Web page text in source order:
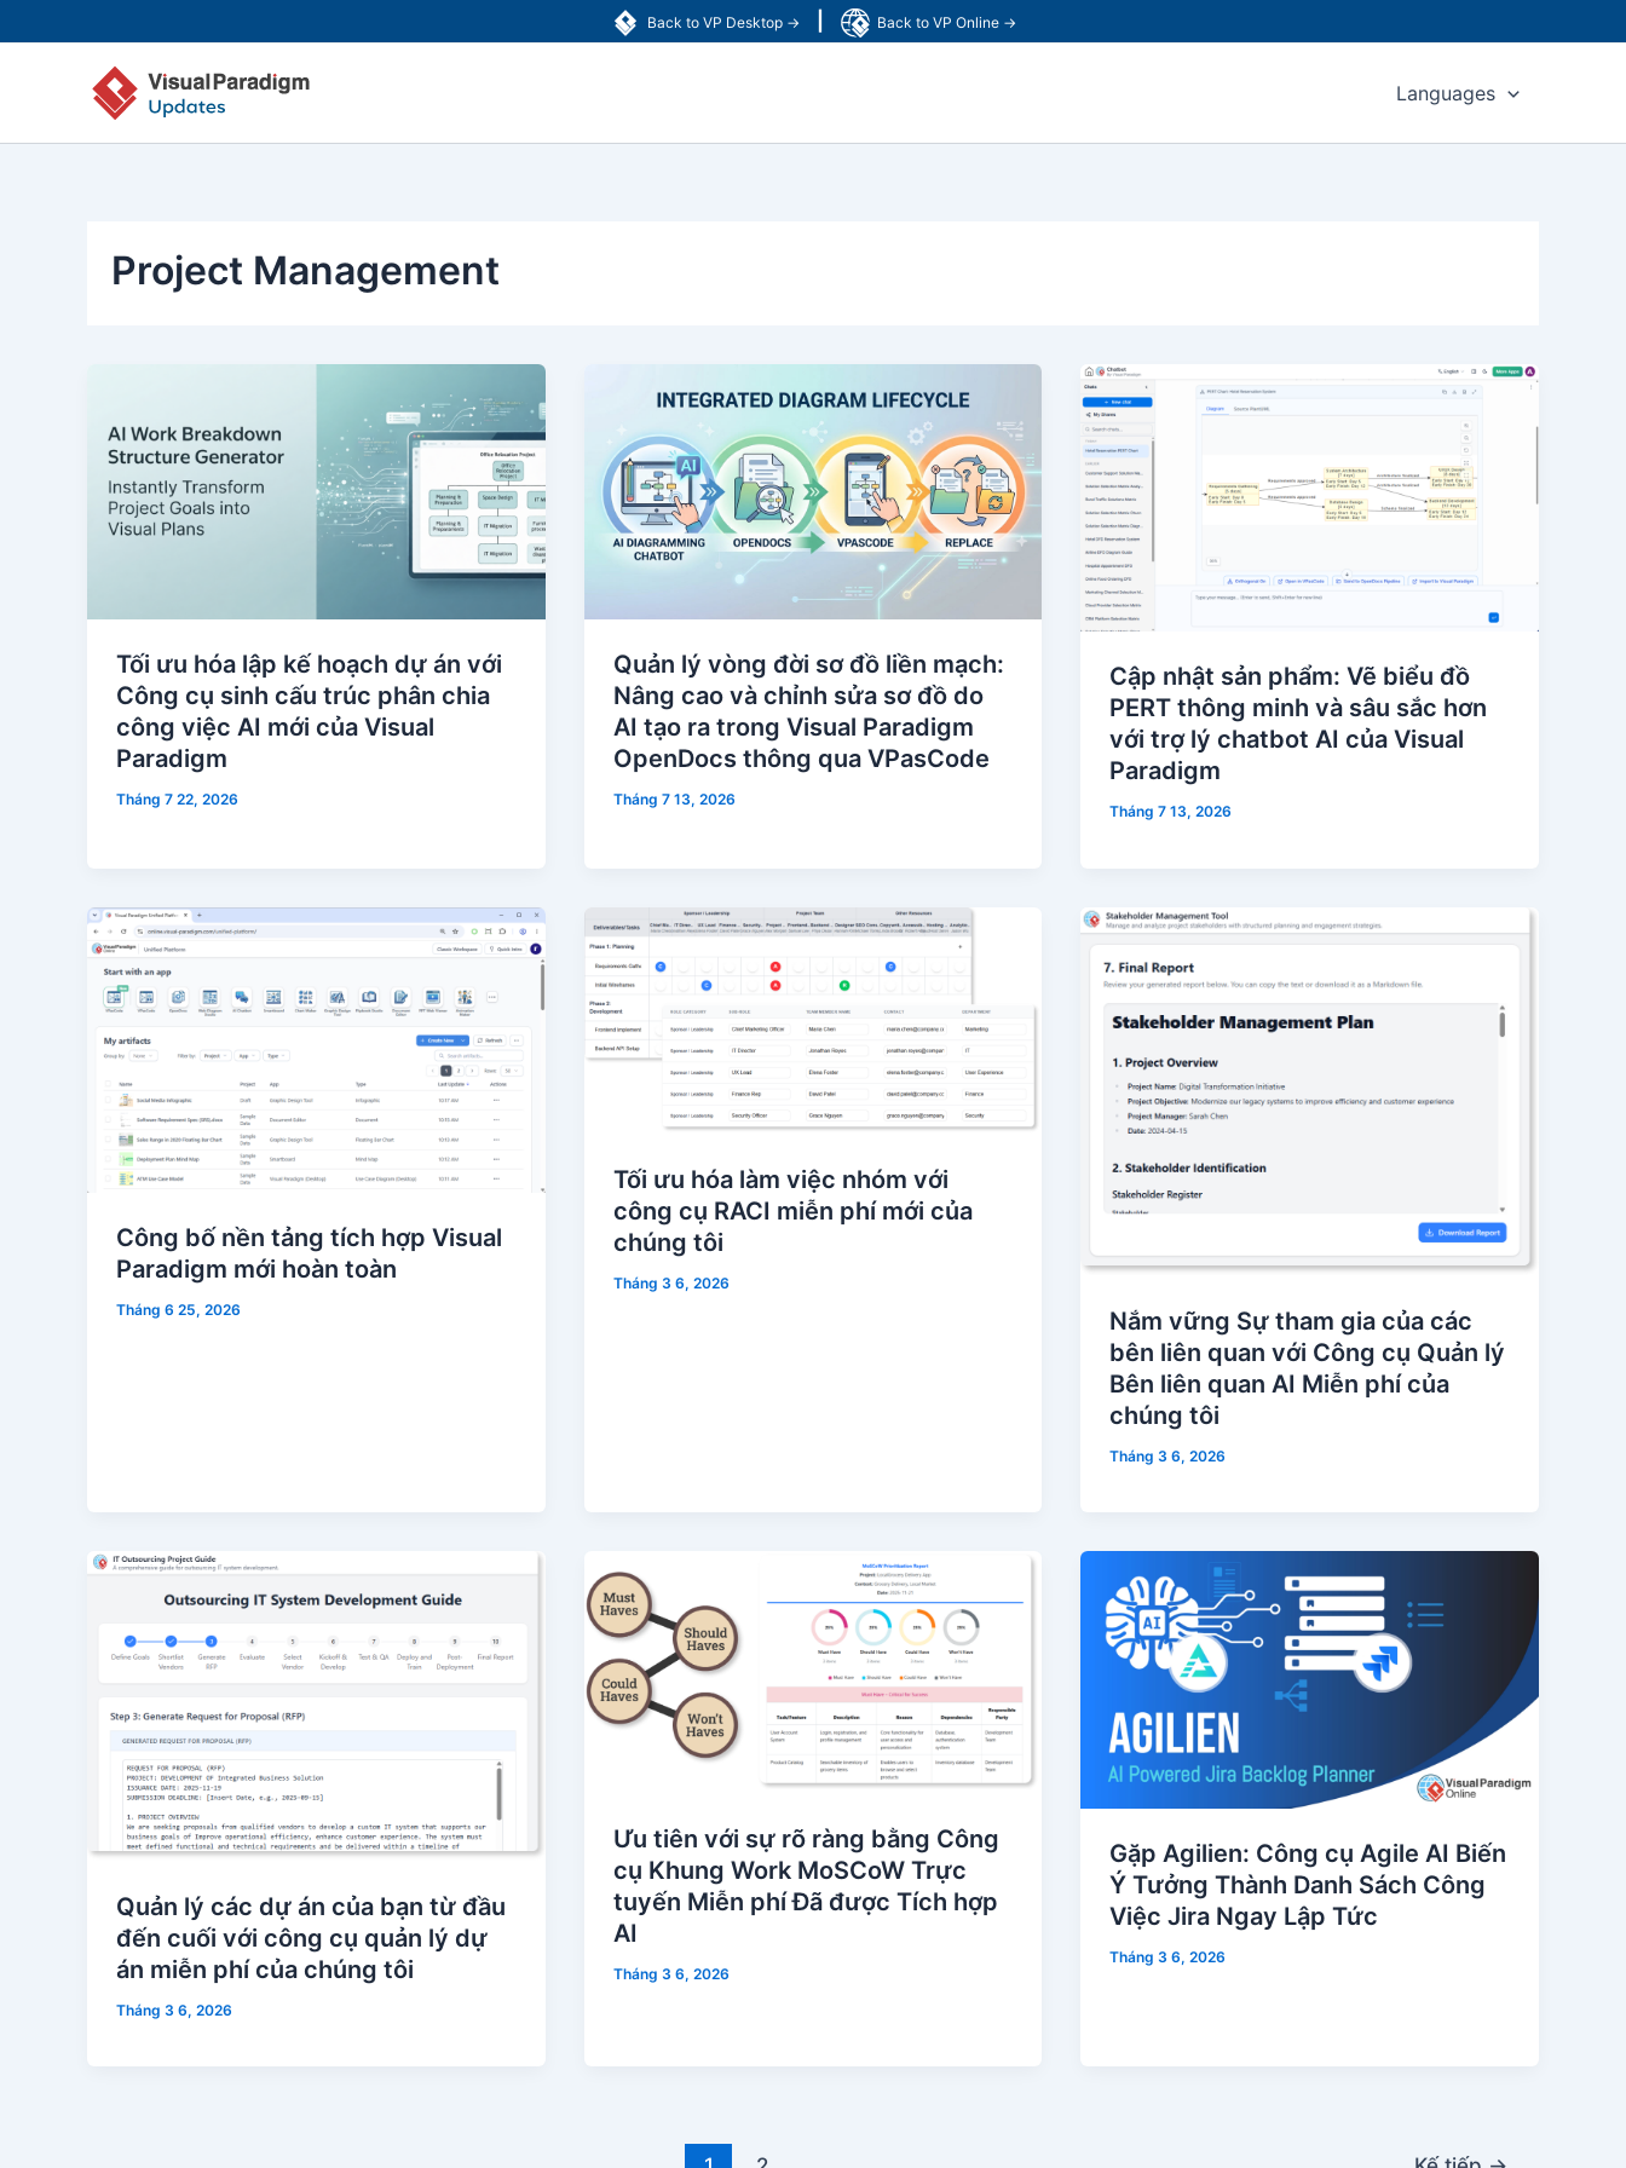
Back to VP Desktop → Back to VP Online →
tới
Languages
Project Management
Tối ưu hóa lập kế hoạch dự án với
Công cụ sinh cấu trúc phân chia
công việc AI mới của Visual
Paradigm
Tháng 7 22, 2026
Quản lý vòng đời sơ đồ liền mạch:
Nâng cao và chỉnh sửa sơ đồ do
AI tạo ra trong Visual Paradigm
OpenDocs thông qua VPasCode
Tháng 7 13, 2026
Cập nhật sản phẩm: Vẽ biểu đồ
PERT thông minh và sâu sắc hơn
với trợ lý chatbot AI của Visual
Paradigm
Tháng 7 13, 2026
Công bố nền tảng tích hợp Visual
Paradigm mới hoàn toàn
Tháng 6 25, 2026
Tối ưu hóa làm việc nhóm với
công cụ RACI miễn phí mới của
chúng tôi
Tháng 3 6, 2026
Nắm vững Sự tham gia của các
bên liên quan với Công cụ Quản lý
Bên liên quan AI Miễn phí của
chúng tôi
Tháng 3 6, 2026
Quản lý các dự án của bạn từ đầu
đến cuối với công cụ quản lý dự
án miễn phí của chúng tôi
Tháng 3 6, 2026
Ưu tiên với sự rõ ràng bằng Công
cụ Khung Work MoSCoW Trực
tuyến Miễn phí Đã được Tích hợp
AI
Tháng 3 6, 2026
Gặp Agilien: Công cụ Agile AI Biến
Ý Tưởng Thành Danh Sách Công
Việc Jira Ngay Lập Tức
Tháng 3 6, 2026